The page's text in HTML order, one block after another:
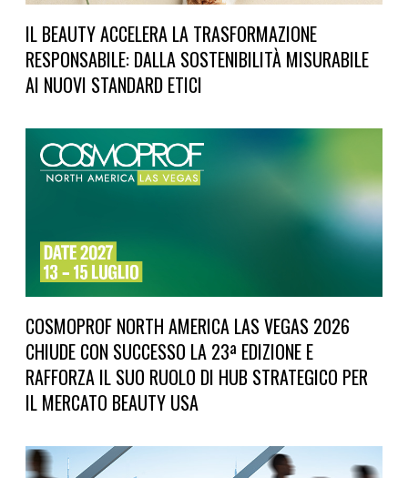
IL BEAUTY ACCELERA LA TRASFORMAZIONE
RESPONSABILE: DALLA SOSTENIBILITÀ MISURABILE
AI NUOVI STANDARD ETICI
COSMOPROF NORTH AMERICA LAS VEGAS 2026
CHIUDE CON SUCCESSO LA 23ª EDIZIONE E
RAFFORZA IL SUO RUOLO DI HUB STRATEGICO PER
IL MERCATO BEAUTY USA